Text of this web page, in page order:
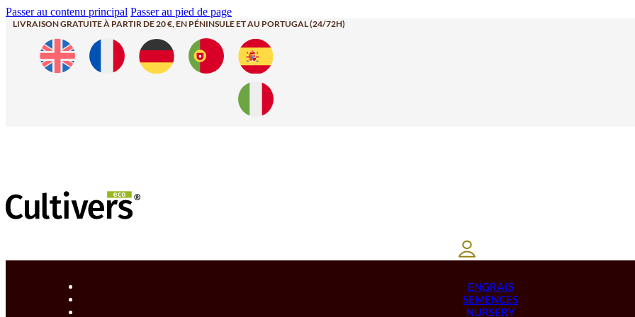
Passer au contenu principal Passer au pied de page
LIVRAISON GRATUITE À PARTIR DE 20 €, EN PÉNINSULE ET AU PORTUGAL (24/72H)
ENGRAIS
SEMENCES
NURSERY